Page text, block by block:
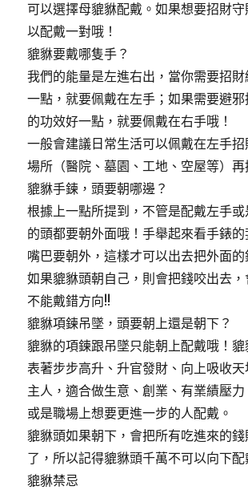
可以選擇母貔貅配戴。如果想要招財
以配戴一對哦！
貔貅要戴哪隻手？
我們的能量是左進右出，當你需要招
一點，就要佩戴在左手；如果需要避
的功效好一點，就要佩戴在右手哦！
一般會建議日常生活可以佩戴在左手
場所（醫院、墓園、工地、空屋等）再
貔貅手鍊，頭要朝哪邊？
根據上一點所提到，不管是配戴左手
的頭都要朝外面哦！手舉起來看手錶
嘴巴要朝外，這樣才可以出去把外面的
如果貔貅頭朝自己，則會把錢咬出去
不能戴錯方向!!
貔貅項鍊吊墜，頭要朝上還是朝下？
貔貅的項鍊跟吊墜只能朝上配戴哦！
表著步步高升、升官發財、向上吸收
主人，適合做生意、創業、有業績壓
或是職場上想要更進一步的人配戴。
貔貅頭如果朝下，會把所有吃進來的
了，所以記得貔貅頭千萬不可以向下配
貔貅禁忌